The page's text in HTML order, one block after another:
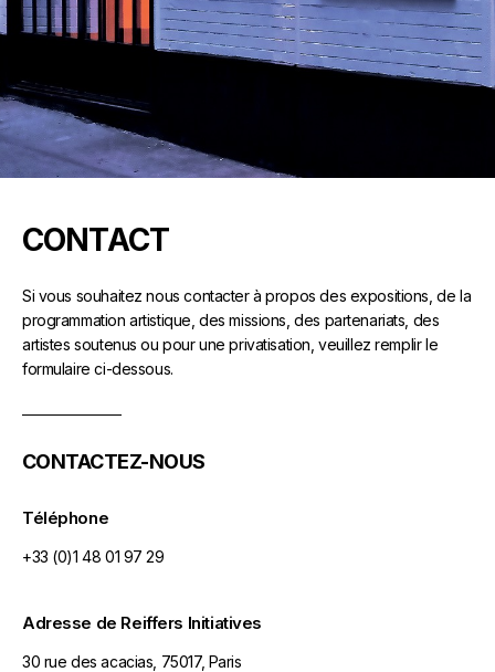
CONTACT
Si vous souhaitez nous contacter à propos des expositions, de la
programmation artistique, des missions, des partenariats, des
artistes soutenus ou pour une privatisation, veuillez remplir le
formulaire ci-dessous.
CONTACTEZ-NOUS
Téléphone
+33 (0)1 48 01 97 29
Adresse de Reiffers Initiatives
30 rue des acacias, 75017, Paris